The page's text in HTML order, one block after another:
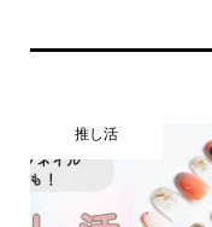
推し活